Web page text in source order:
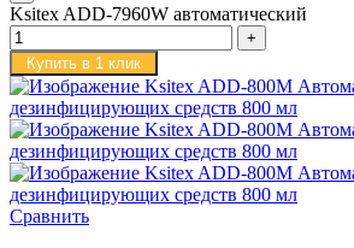
Ksitex ADD-7960W автоматический
Купить в 1 клик
Сравнить